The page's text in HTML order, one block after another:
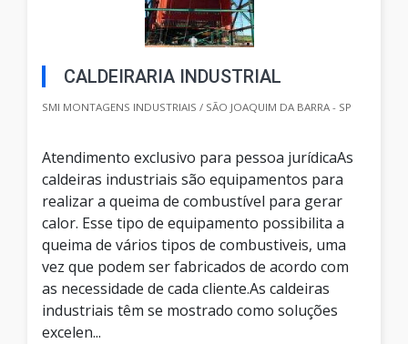
CALDEIRARIA INDUSTRIAL
SMI MONTAGENS INDUSTRIAIS / SÃO JOAQUIM DA BARRA - SP
Atendimento exclusivo para pessoa jurídicaAs
caldeiras industriais são equipamentos para
realizar a queima de combustível para gerar
calor. Esse tipo de equipamento possibilita a
queima de vários tipos de combustiveis, uma
vez que podem ser fabricados de acordo com
as necessidade de cada cliente.As caldeiras
industriais têm se mostrado como soluções
excelen...